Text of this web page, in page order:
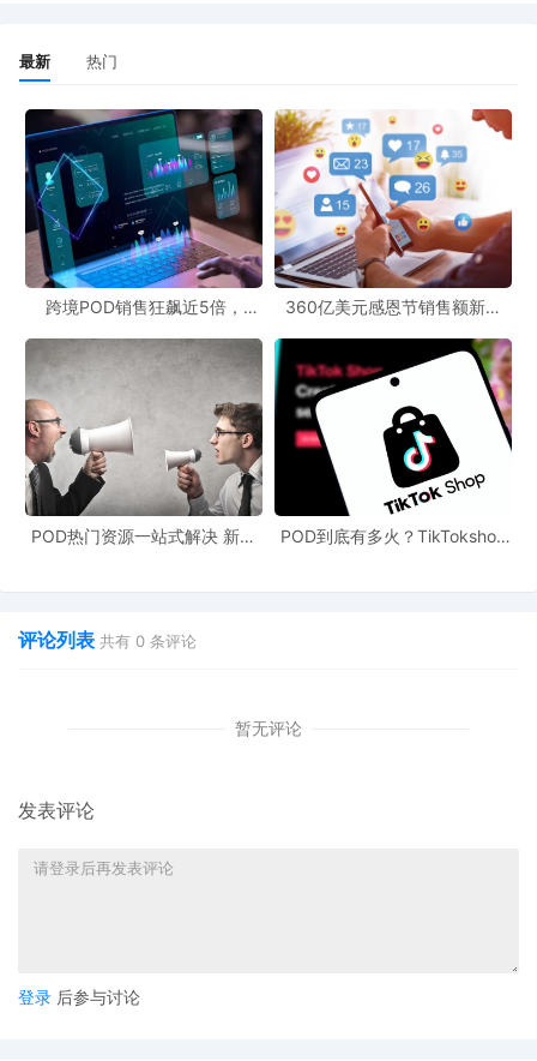
的受害者。
最新 热门
跨境POD销售狂飙近5倍，
360亿美元感恩节销售额新纪
新风潮！
POD热门资源一站式解决 新手
POD到底有多火？TikTokshop
评论列表 共有 0 条评论
暂无评论
发表评论
登录 后参与讨论